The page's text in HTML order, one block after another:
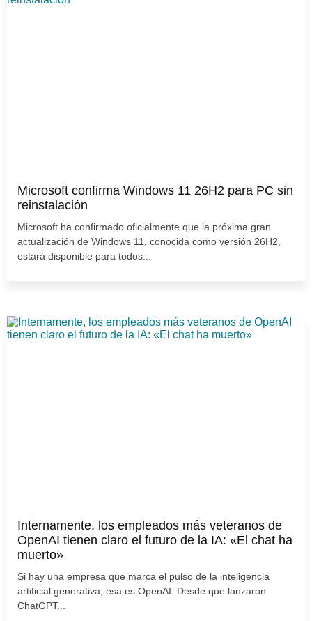
Microsoft confirma Windows 11 26H2 para PC sin
reinstalación
Microsoft ha confirmado oficialmente que la próxima gran
actualización de Windows 11, conocida como versión 26H2,
estará disponible para todos...
Internamente, los empleados más veteranos de
OpenAI tienen claro el futuro de la IA: «El chat ha
muerto»
Si hay una empresa que marca el pulso de la inteligencia
artificial generativa, esa es OpenAI. Desde que lanzaron
ChatGPT...